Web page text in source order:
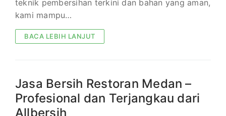
teknik pembersihan terkini dan bahan yang aman,
kami mampu…
BACA LEBIH LANJUT
Jasa Bersih Restoran Medan –
Profesional dan Terjangkau dari
Allbersih